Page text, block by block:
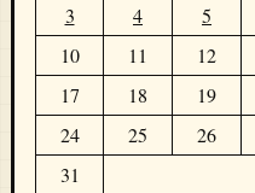
3
4 5
10
11 12
17
18 19
24
25 26
31